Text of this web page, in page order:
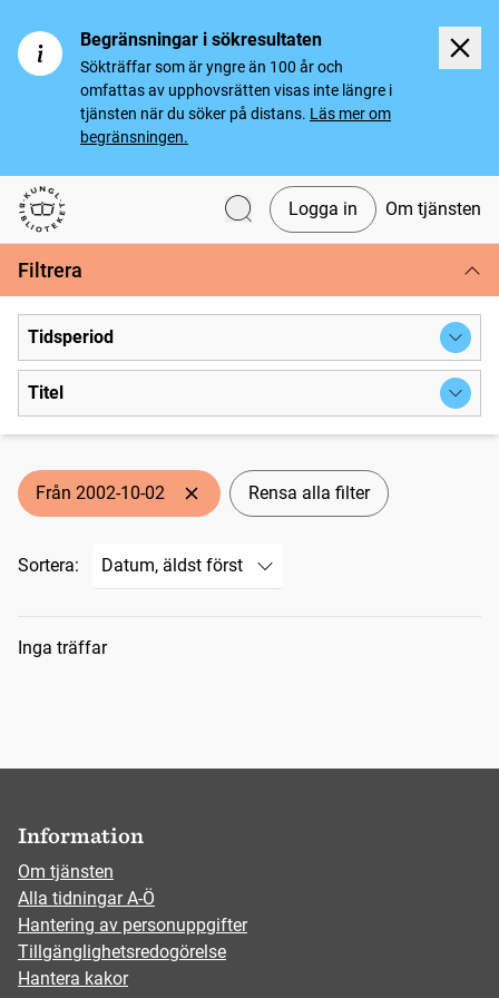
Begränsningar i sökresultaten
Sökträffar som är yngre än 100 år och
omfattas av upphovsrätten visas inte längre i
tjänsten när du söker på distans. Läs mer om
begränsningen.
Svenska tidningar
Logga in Om tjänsten
Filtrera
Tidsperiod
Titel
Från 2002-10-02 Rensa alla filter
Sortera:
Sökresultat
Inga träffar
Information
Om tjänsten
Alla tidningar A-Ö
Hantering av personuppgifter
Tillgänglighetsredogörelse
Hantera kakor